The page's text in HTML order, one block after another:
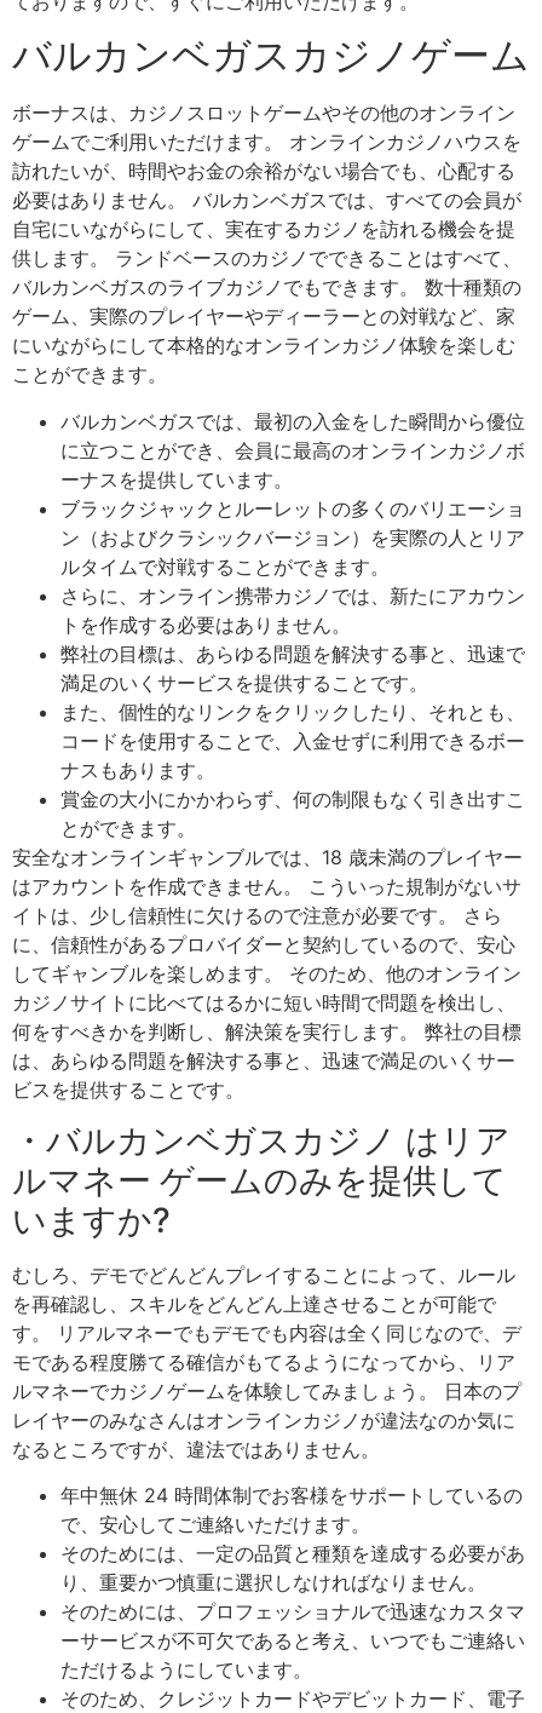
バルカンベガスカジノゲーム
ボーナスは、カジノスロットゲームやその他のオンライン
ゲームでご利用いただけます。 オンラインカジノハウスを
訪れたいが、時間やお金の余裕がない場合でも、心配する
必要はありません。 バルカンベガスでは、すべての会員が
自宅にいながらにして、実在するカジノを訪れる機会を提
供します。 ランドベースのカジノでできることはすべて、
バルカンベガスのライブカジノでもできます。 数十種類の
ゲーム、実際のプレイヤーやディーラーとの対戦など、家
にいながらにして本格的なオンラインカジノ体験を楽しむ
ことができます。
バルカンベガスでは、最初の入金をした瞬間から優位
に立つことができ、会員に最高のオンラインカジノボ
ーナスを提供しています。
ブラックジャックとルーレットの多くのバリエーショ
ン（およびクラシックバージョン）を実際の人とリア
ルタイムで対戦することができます。
さらに、オンライン携帯カジノでは、新たにアカウン
トを作成する必要はありません。
弊社の目標は、あらゆる問題を解決する事と、迅速で
満足のいくサービスを提供することです。
また、個性的なリンクをクリックしたり、それとも、
コードを使用することで、入金せずに利用できるボー
ナスもあります。
賞金の大小にかかわらず、何の制限もなく引き出すこ
とができます。
安全なオンラインギャンブルでは、18 歳未満のプレイヤー
はアカウントを作成できません。 こういった規制がないサ
イトは、少し信頼性に欠けるので注意が必要です。 さら
に、信頼性があるプロバイダーと契約しているので、安心
してギャンブルを楽しめます。 そのため、他のオンライン
カジノサイトに比べてはるかに短い時間で問題を検出し、
何をすべきかを判断し、解決策を実行します。 弊社の目標
は、あらゆる問題を解決する事と、迅速で満足のいくサー
ビスを提供することです。
・バルカンベガスカジノ はリア
ルマネー ゲームのみを提供して
いますか?
むしろ、デモでどんどんプレイすることによって、ルール
を再確認し、スキルをどんどん上達させることが可能で
す。 リアルマネーでもデモでも内容は全く同じなので、デ
モである程度勝てる確信がもてるようになってから、リア
ルマネーでカジノゲームを体験してみましょう。 日本のプ
レイヤーのみなさんはオンラインカジノが違法なのか気に
なるところですが、違法ではありません。
年中無休 24 時間体制でお客様をサポートしているの
で、安心してご連絡いただけます。
そのためには、一定の品質と種類を達成する必要があ
り、重要かつ慎重に選択しなければなりません。
そのためには、プロフェッショナルで迅速なカスタマ
ーサービスが不可欠であると考え、いつでもご連絡い
ただけるようにしています。
そのため、クレジットカードやデビットカード、電子